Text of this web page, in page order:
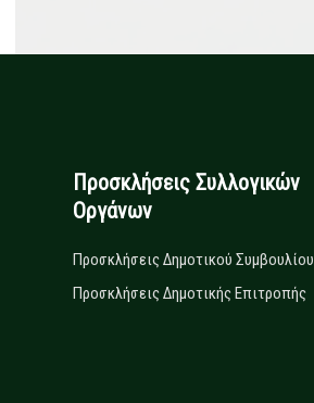
Προσκλήσεις Συλλογικών
Οργάνων
Προσκλήσεις Δημοτικού Συμβουλίου
Προσκλήσεις Δημοτικής Επιτροπής